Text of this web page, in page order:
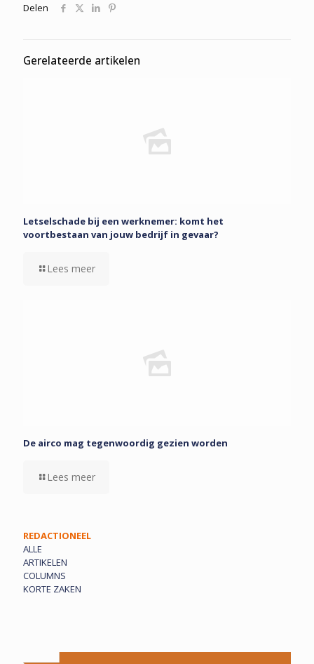
Delen
Gerelateerde artikelen
Letselschade bij een werknemer: komt het
voortbestaan van jouw bedrijf in gevaar?
Lees meer
De airco mag tegenwoordig gezien worden
Lees meer
REDACTIONEEL
ALLE
ARTIKELEN
COLUMNS
KORTE ZAKEN